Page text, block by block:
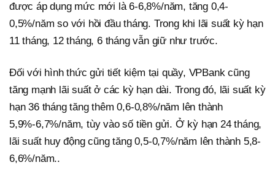
được áp dụng mức mới là 6-6,8%/năm, tăng 0,4-
0,5%/năm so với hồi đầu tháng. Trong khi lãi suất kỳ hạn
11 tháng, 12 tháng, 6 tháng vẫn giữ như trước.
Đối với hình thức gửi tiết kiệm tại quầy, VPBank cũng
tăng mạnh lãi suất ở các kỳ hạn dài. Trong đó, lãi suất kỳ
hạn 36 tháng tăng thêm 0,6-0,8%/năm lên thành
5,9%-6,7%/năm, tùy vào số tiền gửi. Ở kỳ hạn 24 tháng,
lãi suất huy động cũng tăng 0,5-0,7%/năm lên thành 5,8-
6,6%/năm..